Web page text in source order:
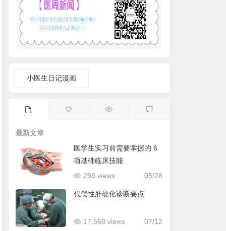
小医生日记漫画
最新文章
医学生实习前需要掌握的 6
项基础临床技能
05/28
298 views
代偿性肝硬化诊断要点
07/12
17,568 views